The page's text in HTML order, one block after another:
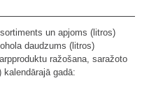
un apjoms (litros)
daudzums (litros)
ražošana, saražoto
gadā: